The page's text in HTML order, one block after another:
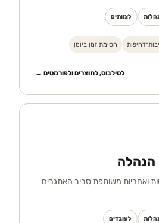
לצוותים
חסימת זמן ביומן
לסילבוס, לתוצרים ולפורמטים ←
הנהלה
ואחריות משותפת סביב האתגרים
לעובדים